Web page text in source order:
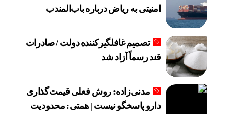
امنیتی به ریاض درباره باب‌المندب
تصمیم غافلگیرکننده دولت / صادرات
قند رسماً آزاد شد
مدنی‌زاده: روش فعلی قیمت‌گذاری
دارو پاسخگو نیست | همتی: محدودیت